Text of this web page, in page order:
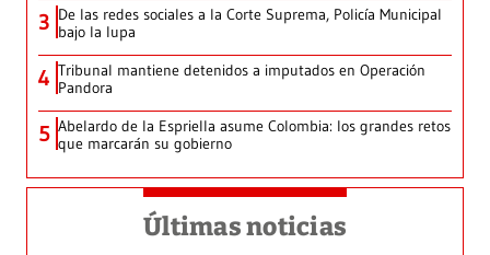
3 De las redes sociales a la Corte Suprema, Policía Municipal
bajo la lupa
4 Tribunal mantiene detenidos a imputados en Operación
Pandora
5 Abelardo de la Espriella asume Colombia: los grandes retos
que marcarán su gobierno
Últimas noticias